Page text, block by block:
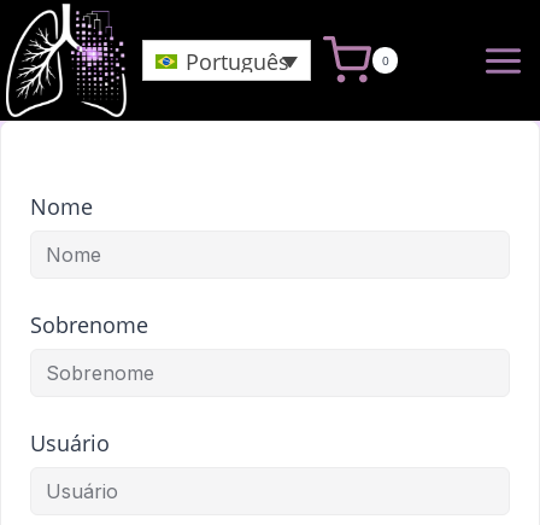
Pular
para
o
Conteúdo
Português 0
Nome
Sobrenome
Usuário